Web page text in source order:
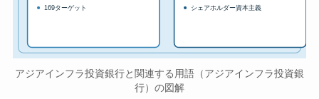
169ターゲット
シェアホルダー資本主義
アジアインフラ投資銀行と関連する用語（アジアインフラ投資銀
行）の図解